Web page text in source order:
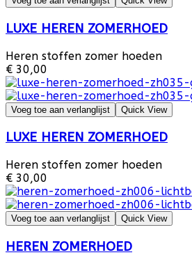
LUXE HEREN ZOMERHOED
Heren stoffen zomer hoeden
€ 30,00
Voeg toe aan verlanglijst Quick View
LUXE HEREN ZOMERHOED
Heren stoffen zomer hoeden
€ 30,00
Voeg toe aan verlanglijst Quick View
HEREN ZOMERHOED